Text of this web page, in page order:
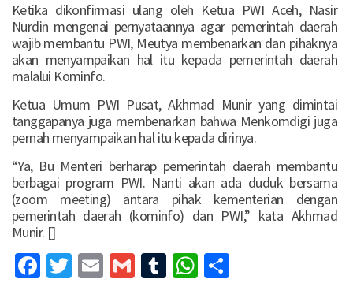
Ketika dikonfirmasi ulang oleh Ketua PWI Aceh, Nasir
Nurdin mengenai pernyataannya agar pemerintah daerah
wajib membantu PWI, Meutya membenarkan dan pihaknya
akan menyampaikan hal itu kepada pemerintah daerah
malalui Kominfo.
Ketua Umum PWI Pusat, Akhmad Munir yang dimintai
tanggapanya juga membenarkan bahwa Menkomdigi juga
pernah menyampaikan hal itu kepada dirinya.
“Ya, Bu Menteri berharap pemerintah daerah membantu
berbagai program PWI. Nanti akan ada duduk bersama
(zoom meeting) antara pihak kementerian dengan
pemerintah daerah (kominfo) dan PWI,” kata Akhmad
Munir. []
Facebook
Twitter
EmailGmailTumblrWhatsApp